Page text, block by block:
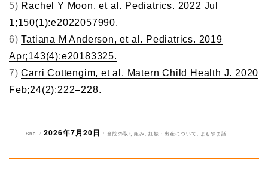
5) Rachel Y Moon, et al. Pediatrics. 2022 Jul
1;150(1):e2022057990.
6)Tatiana M Anderson, et al. Pediatrics. 2019
Apr;143(4):e20183325.
7)Carri Cottengim, et al. Matern Child Health J. 2020
Feb;24(2):222–228.
投
Sho
投
2026年7月20日
カ
当院の取り組み 妊娠・出産について よもやま話